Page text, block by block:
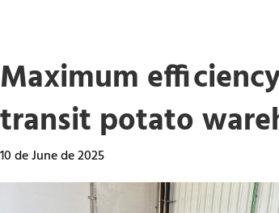
Maximum
transit potato
10 de June de 2025